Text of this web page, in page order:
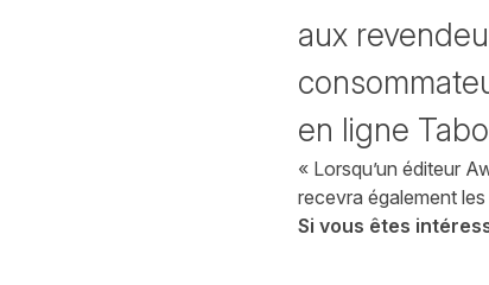
aux
en ligne
« Lorsqu’un éditeur
recevra également
Si vous êtes